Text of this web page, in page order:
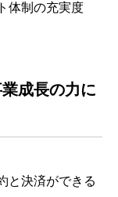
体制の充実度
成長の力に
と決済ができる